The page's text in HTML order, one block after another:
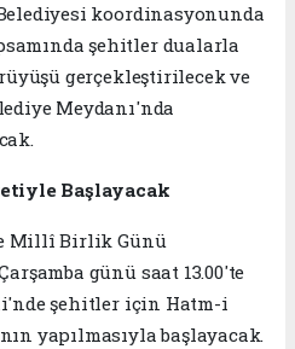
koordinasyonunda
şehitler dualarla
gerçekleştirilecek ve
Meydanı'nda
Başlayacak
Millî Birlik Günü
günü saat 13.00'te
şehitler için Hatm-i
yapılmasıyla başlayacak.